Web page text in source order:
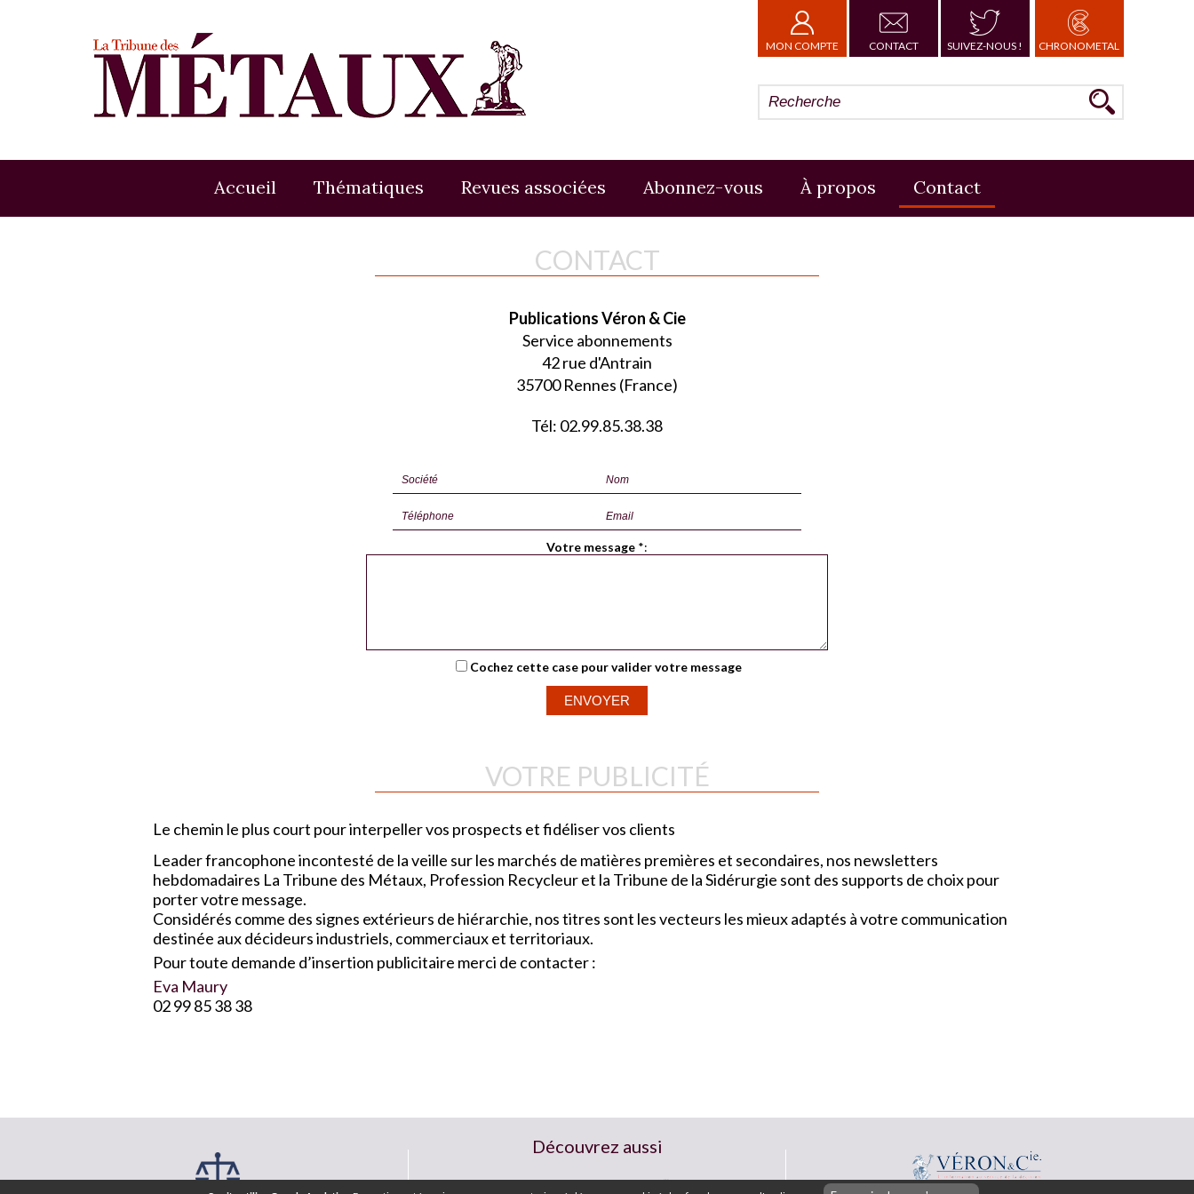
MON COMPTE CONTACT SUIVEZ-NOUS ! CHRONOMETAL
Accueil Thématiques Revues associées Abonnez-vous À propos Contact
CONTACT
Publications Véron & Cie
Service abonnements
42 rue d'Antrain
35700 Rennes (France)
Tél: 02.99.85.38.38
Votre message *:
Cochez cette case pour valider votre message
VOTRE PUBLICITÉ
Le chemin le plus court pour interpeller vos prospects et fidéliser vos clients
Leader francophone incontesté de la veille sur les marchés de matières premières et secondaires, nos newsletters
hebdomadaires La Tribune des Métaux, Profession Recycleur et la Tribune de la Sidérurgie sont des supports de choix pour
porter votre message.
Considérés comme des signes extérieurs de hiérarchie, nos titres sont les vecteurs les mieux adaptés à votre communication
destinée aux décideurs industriels, commerciaux et territoriaux.
Pour toute demande d’insertion publicitaire merci de contacter :
Eva Maury
02 99 85 38 38
Découvrez aussi